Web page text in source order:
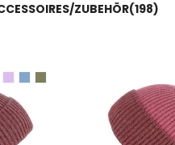
ZUBEHÖR(198)